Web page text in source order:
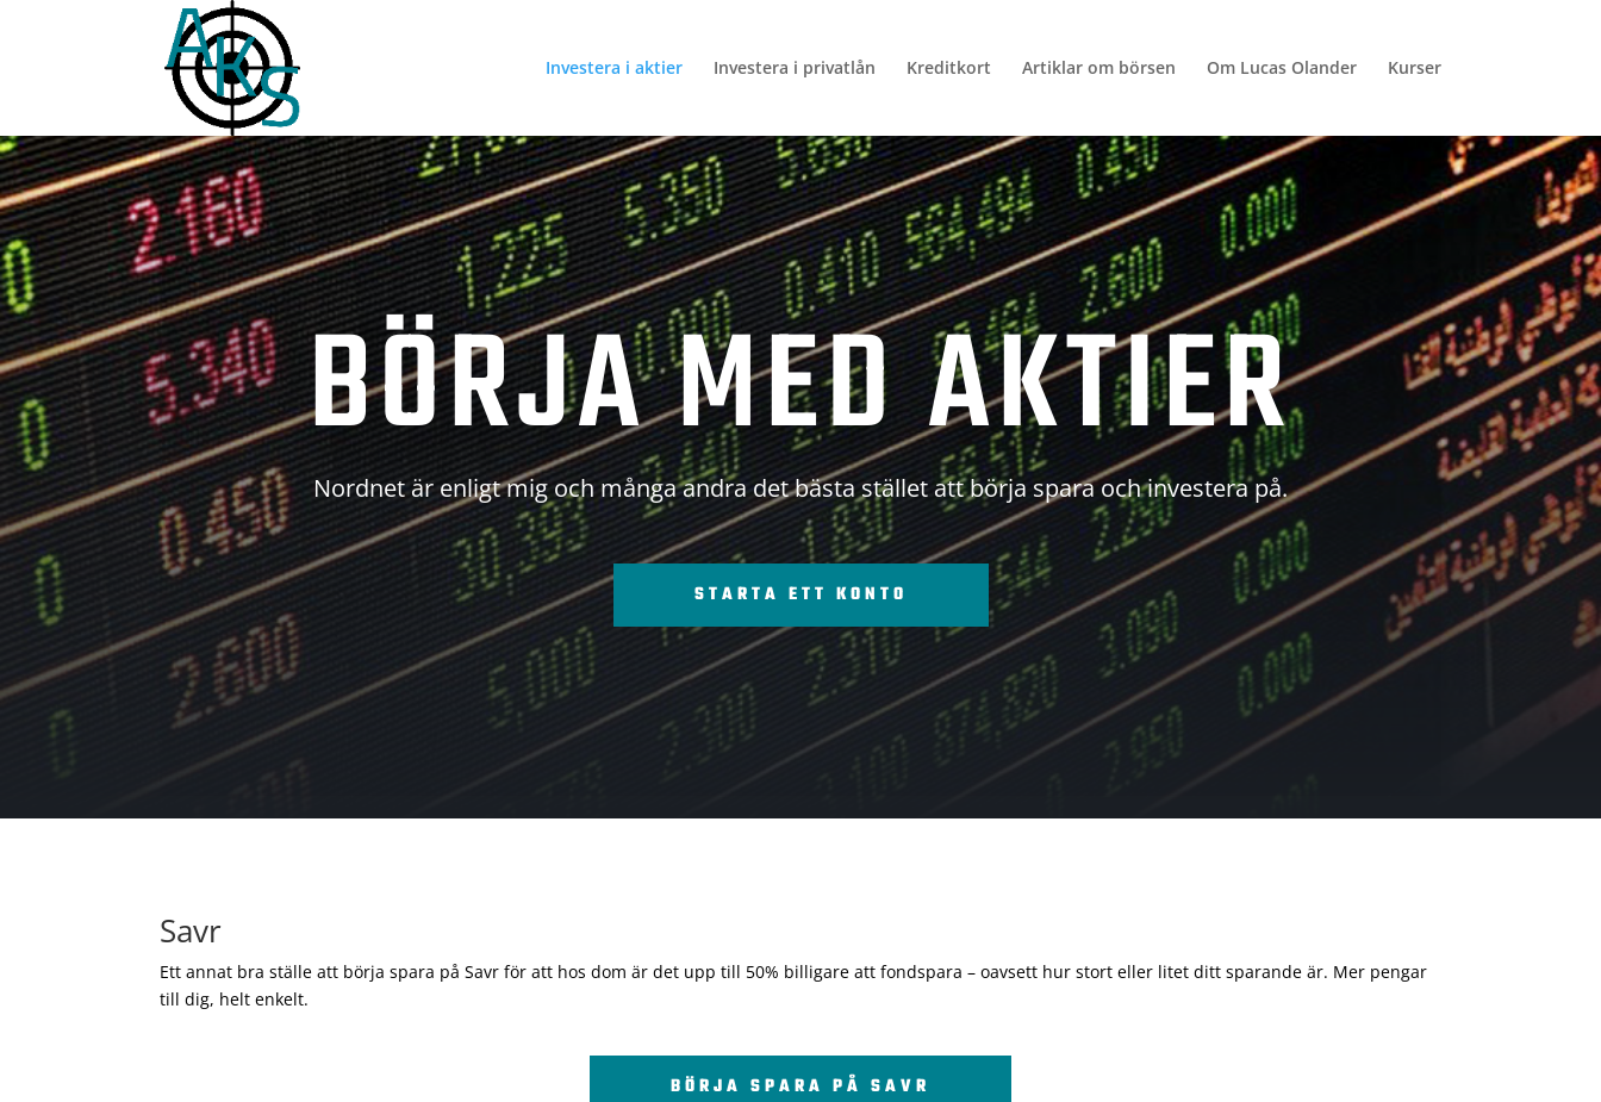
Investera i aktier Investera i privatlån Kreditkort Artiklar om börsen Om Lucas Olander Kurser
BÖRJA MED AKTIER
Nordnet är enligt mig och många andra det bästa stället att börja spara och investera på.
STARTA ETT KONTO
Savr
Ett annat bra ställe att börja spara på Savr för att hos dom är det upp till 50% billigare att fondspara – oavsett hur stort eller litet ditt sparande är. Mer pengar
till dig, helt enkelt.
BÖRJA SPARA PÅ SAVR